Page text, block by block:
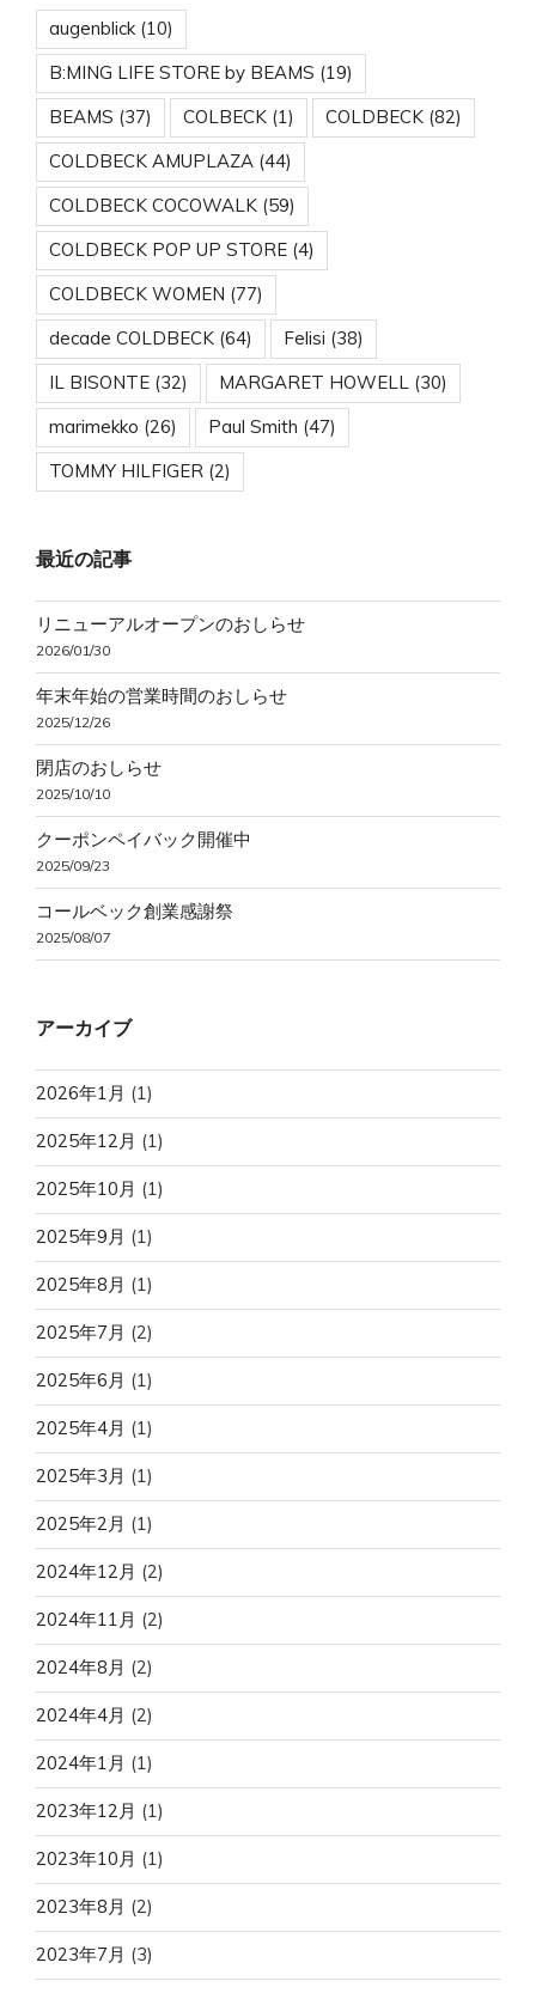
augenblick(10)
B:MING LIFE STORE by BEAMS (19)
BEAMS (37) COLBECK (1) COLDBECK (82)
COLDBECK AMUPLAZA (44)
COLDBECK COCOWALK (59)
COLDBECK POP UP STORE (4)
COLDBECK WOMEN (77)
decade COLDBECK (64) Felisi (38)
IL BISONTE (32) MARGARET HOWELL (30)
marimekko (26) Paul Smith (47)
TOMMY HILFIGER (2)
最近の記事
リニューアルオープンのおしらせ
2026/01/30
年末年始の営業時間のおしらせ
2025/12/26
閉店のおしらせ
2025/10/10
クーポンペイバック開催中
2025/09/23
コールベック創業感謝祭
2025/08/07
アーカイブ
2026年1月 (1)
2025年12月 (1)
2025年10月 (1)
2025年9月 (1)
2025年8月 (1)
2025年7月 (2)
2025年6月 (1)
2025年4月 (1)
2025年3月 (1)
2025年2月 (1)
2024年12月 (2)
2024年11月 (2)
2024年8月 (2)
2024年4月 (2)
2024年1月 (1)
2023年12月 (1)
2023年10月 (1)
2023年8月 (2)
2023年7月 (3)